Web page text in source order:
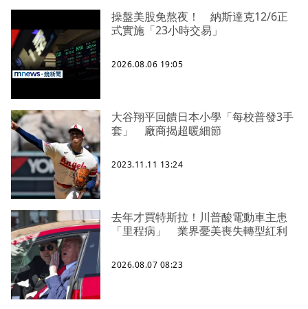
操盤美股免熬夜！ 納斯達克12/6正
式實施「23小時交易」
2026.08.06 19:05
大谷翔平回饋日本小學「每校普發3手
套」 廠商揭超暖細節
2023.11.11 13:24
去年才買特斯拉！川普酸電動車主患
「里程病」 業界憂美喪失轉型紅利
2026.08.07 08:23